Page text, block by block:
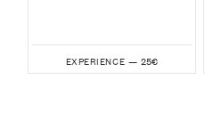
EXPERIENCE — 25€